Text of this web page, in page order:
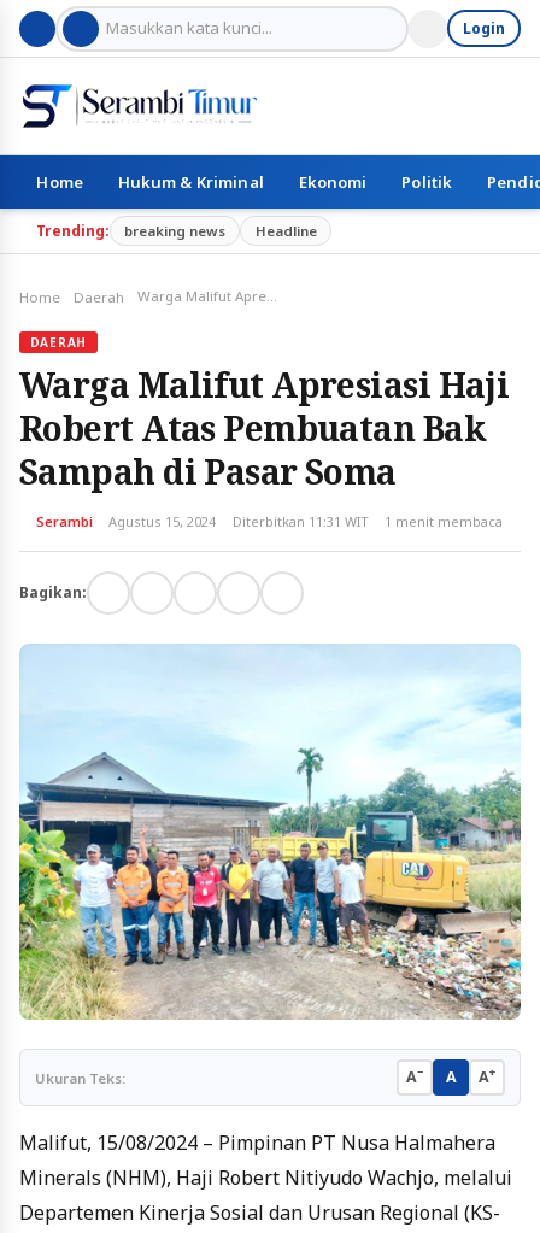
Login
Home Hukum & Kriminal Ekonomi Politik
Trending: breaking news Headline
Home Daerah Warga Malifut Apresiasi Haji Robert Atas Pembuatan Bak Sampah di Pasar Soma
DAERAH
Warga Malifut Apresiasi Haji
Robert Atas Pembuatan Bak
Sampah di Pasar Soma
Serambi Agustus 15, 2024 Diterbitkan 11:31 WIT 1 menit membaca
Bagikan:
Ukuran Teks: A− A A+
Malifut, 15/08/2024 – Pimpinan PT Nusa Halmahera
Minerals (NHM), Haji Robert Nitiyudo Wachjo, melalui
Departemen Kinerja Sosial dan Urusan Regional (KS-